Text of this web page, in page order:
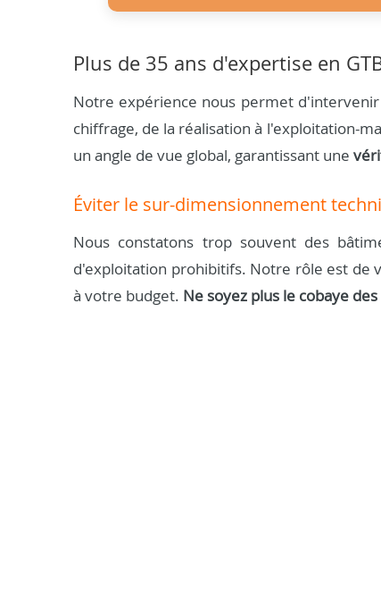
Plus de 35 ans d'expertise en
Notre expérience nous permet
chiffrage, de la réalisation à l'exploitation-
un angle de vue global, garantissant une
Éviter le sur-dimensionnement
Nous constatons trop souvent des
d'exploitation prohibitifs. Notre rôle est de
à votre budget. Ne soyez plus le cobaye